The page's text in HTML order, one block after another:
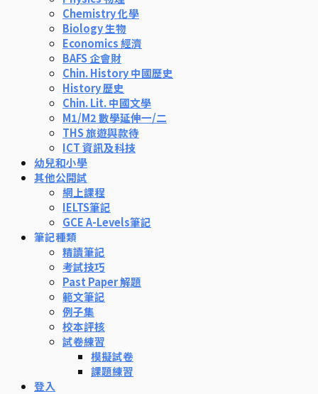
Chemistry 化學
Biology 生物
Economics 經濟
BAFS 企會財
Chin. History 中國歷史
History 歷史
Chin. Lit. 中國文學
M1/M2 數學延伸一/二
THS 旅遊與款待
ICT 資訊及科技
幼兒和小學
其他公開試
網上課程
IELTS筆記
GCE A-Levels筆記
筆記種類
精讀筆記
考試技巧
Past Paper 解題
範文筆記
例子集
校本評核
試卷練習
模擬試卷
課題練習
登入